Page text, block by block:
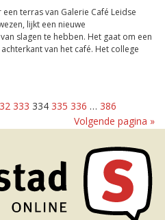
terras van Galerie Café Leidse
lijkt een nieuwe
slagen te hebben. Het gaat om een
van het café. Het college
333 334 335 336 … 386
Volgende pagina »